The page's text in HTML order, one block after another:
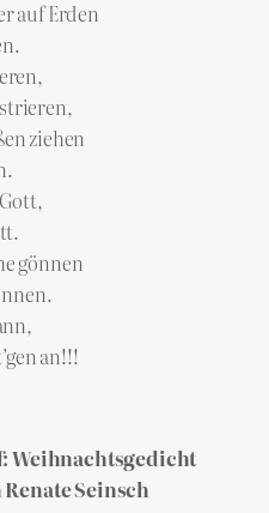
auf Erden
ziehen
gönnen
an!!!
Weihnachtsgedicht
Seinsch